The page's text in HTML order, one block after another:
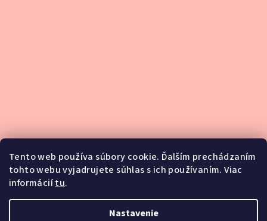
Tento web používa súbory cookie. Ďalším prechádzaním
tohto webu vyjadrujete súhlas s ich používaním. Viac
informáciítu.
Nastavenie
Podsedlové dečky
Blog